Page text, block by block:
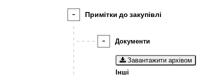
- Примітки до закупівлі
- Документи
Завантажити архівом
Інші